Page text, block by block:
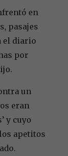
en
pasajes
el diario
por
un
eran
y cuyo
apetitos